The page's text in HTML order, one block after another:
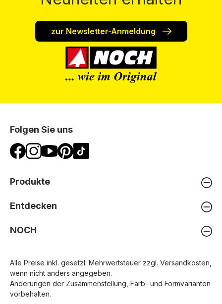
zur Newsletter-Anmeldung
Folgen Sie uns
Produkte
Entdecken
NOCH
Alle Preise inkl. gesetzl. Mehrwertsteuer zzgl. Versandkosten
wenn nicht anders angegeben.
Änderungen der Zusammenstellung, Farb- und Formvarianten
vorbehalten.